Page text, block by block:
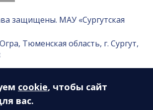
защищены. МАУ «Сургутская
Тюменская область, г. Сургут,
— Интернет-лаборатория
cookie, чтобы сайт
вас.